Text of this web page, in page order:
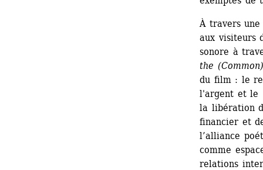
À travers
aux visiteurs
sonore à
the
du film : le
l'argent et le
la libération
financier et
l’alliance
comme
relations